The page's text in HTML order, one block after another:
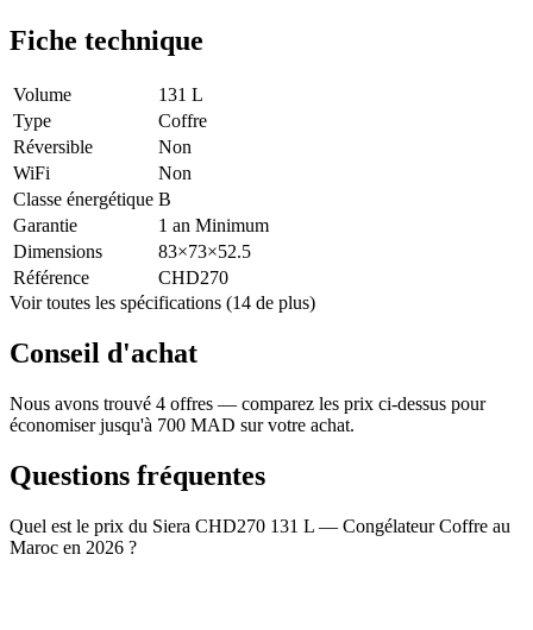
Fiche technique
Volume
131 L
Type
Coffre
Réversible
Non
WiFi
Non
Classe énergétique B
Garantie
1 an Minimum
Dimensions
83×73×52.5
Référence
CHD270
Voir toutes les spécifications (14 de plus)
Conseil d'achat
Nous avons trouvé 4 offres — comparez les prix ci-dessus pour
économiser jusqu'à 700 MAD sur votre achat.
Questions fréquentes
Quel est le prix du Siera CHD270 131 L — Congélateur Coffre au
Maroc en 2026 ?